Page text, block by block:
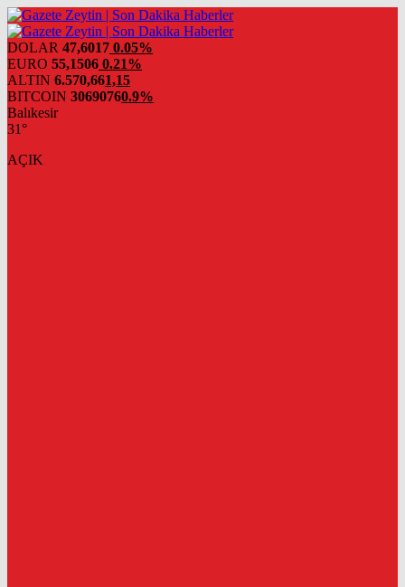
DOLAR 47,6017 0.05%
EURO 55,1506 0.21%
ALTIN 6.570,661,15
BITCOIN 30690760.9%
Balıkesir
31°
AÇIK